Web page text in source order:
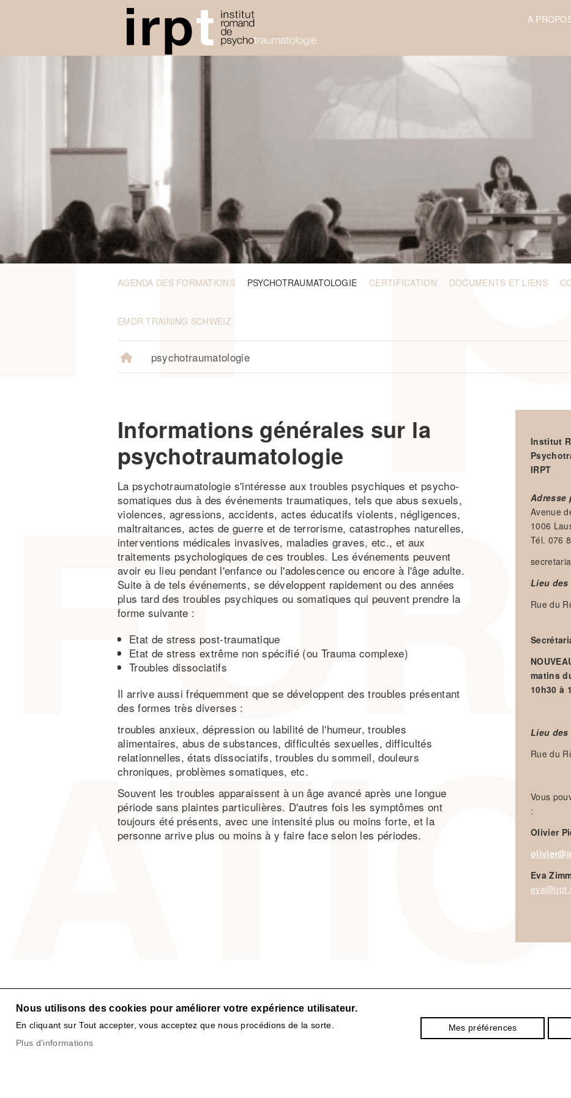
A
AGENDA DES FORMATIONS PSYCHOTRAUMATOLOGIE CERTIFICATION DOCUMENTS ET LIENS
EMDR TRAINING SCHWEIZ
psychotraumatologie
Informations générales sur la
psychotraumatologie
La psychotraumatologie s'intéresse aux troubles psychiques et psycho-
somatiques dus à des événements traumatiques, tels que abus sexuels,
violences, agressions, accidents, actes éducatifs violents, négligences,
maltraitances, actes de guerre et de terrorisme, catastrophes naturelles,
interventions médicales invasives, maladies graves, etc., et aux
traitements psychologiques de ces troubles. Les événements peuvent
avoir eu lieu pendant l'enfance ou l'adolescence ou encore à l'âge adulte.
Suite à de tels événements, se développent rapidement ou des années
plus tard des troubles psychiques ou somatiques qui peuvent prendre la
forme suivante :
Etat de stress post-traumatique
Etat de stress extrême non spécifié (ou Trauma complexe)
Troubles dissociatifs
Il arrive aussi fréquemment que se développent des troubles présentant
des formes très diverses :
troubles anxieux, dépression ou labilité de l'humeur, troubles
alimentaires, abus de substances, difficultés sexuelles, difficultés
relationnelles, états dissociatifs, troubles du sommeil, douleurs
chroniques, problèmes somatiques, etc.
Souvent les troubles apparaissent à un âge avancé après une longue
période sans plaintes particulières. D'autres fois les symptômes ont
toujours été présents, avec une intensité plus ou moins forte, et la
personne arrive plus ou moins à y faire face selon les périodes.
Institut
IRPT
Adresse
Avenue
1006
Tél. 076
Lieu
Rue du
matins
10h30 à
Lieu
Rue du
Vous
:
Olivier
Eva
Nous utilisons des cookies pour améliorer votre expérience utilisateur.
En cliquant sur Tout accepter, vous acceptez que nous procédions de la sorte.
Plus d'informations
Mes préférences